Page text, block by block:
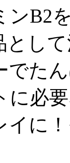
ンB2
とし
でた
に必
イに